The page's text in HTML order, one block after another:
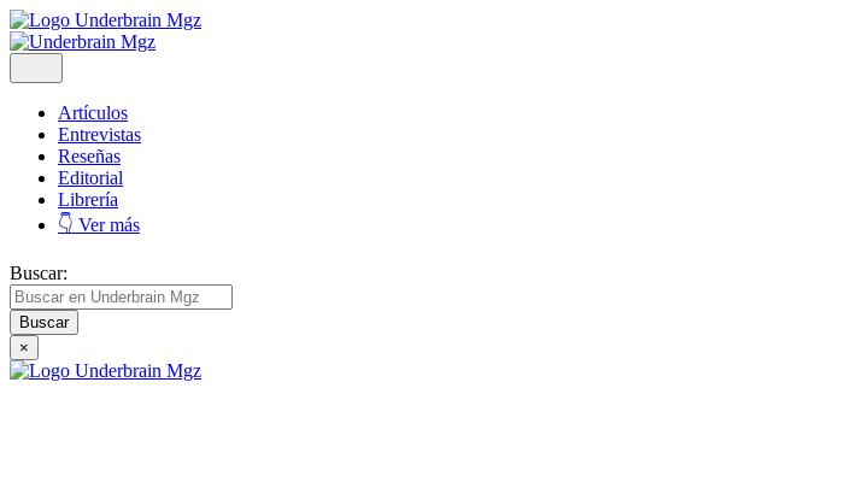
Artículos
Entrevistas
Reseñas
Editorial
Librería
👇 Ver más
Buscar:
×